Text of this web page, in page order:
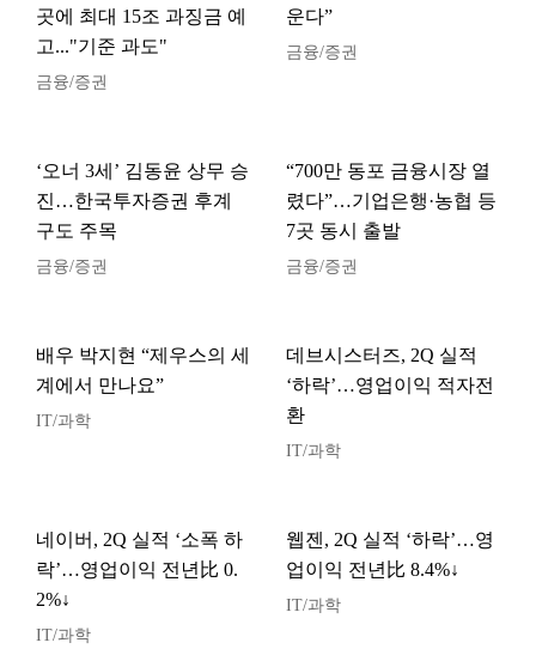
곳에 최대 15조 과징금 예
고..."기준 과도"
금융/증권
운다”
금융/증권
‘오너 3세’ 김동윤 상무 승
진…한국투자증권 후계
구도 주목
금융/증권
“700만 동포 금융시장 열
렸다”…기업은행·농협 등
7곳 동시 출발
금융/증권
배우 박지현 “제우스의 세
계에서 만나요”
IT/과학
데브시스터즈, 2Q 실적
‘하락’…영업이익 적자전
환
IT/과학
네이버, 2Q 실적 ‘소폭 하
락’…영업이익 전년比 0.
2%↓
IT/과학
웹젠, 2Q 실적 ‘하락’…영
업이익 전년比 8.4%↓
IT/과학